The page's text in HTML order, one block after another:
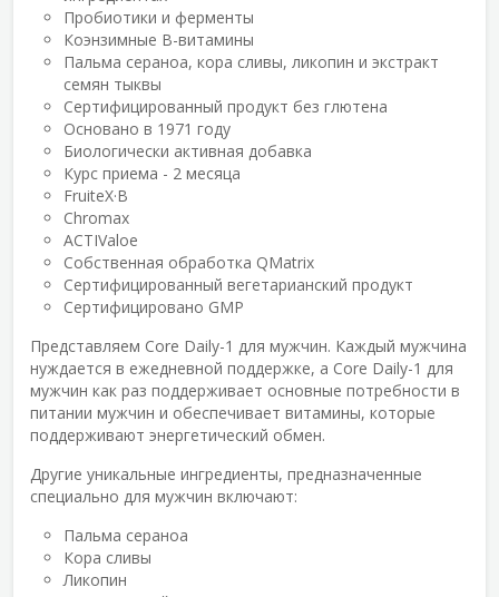
Пробиотики и ферменты
Коэнзимные B-витамины
Пальма сераноа, кора сливы, ликопин и экстракт
семян тыквы
Сертифицированный продукт без глютена
Основано в 1971 году
Биологически активная добавка
Курс приема - 2 месяца
FruiteX·B
Chromax
ACTIValoe
Собственная обработка QMatrix
Сертифицированный вегетарианский продукт
Сертифицировано GMP
Представляем Core Daily-1 для мужчин. Каждый мужчина
нуждается в ежедневной поддержке, а Core Daily-1 для
мужчин как раз поддерживает основные потребности в
питании мужчин и обеспечивает витамины, которые
поддерживают энергетический обмен.
Другие уникальные ингредиенты, предназначенные
специально для мужчин включают:
Пальма сераноа
Кора сливы
Ликопин